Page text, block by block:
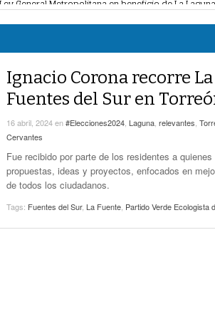
Diagnostica Párroco De San Agustín- hace 38
mins -
Alertan Por Plaga De Garrapatas En Villa Zaragoza De
Torreón- hace 3 horas -
TWEETS
ESTÉREO
- hace 32 mins -
fe: diagnostica párroco de San Agustín- hace
humanos
Ignacio Corona recorre
Fuentes del Sur en
16 abril, 2024en#Elecciones2024 Laguna relevantes
Cervantes
Fue recibido por parte de los residentes a
propuestas, ideas y proyectos, enfocados en
de todos los ciudadanos.
Tags: Fuentes del Sur, La Fuente Partido Verde Ecologista